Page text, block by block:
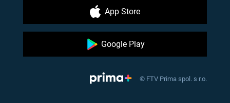
App Store
Google Play
© FTV Prima spol. s r.o.